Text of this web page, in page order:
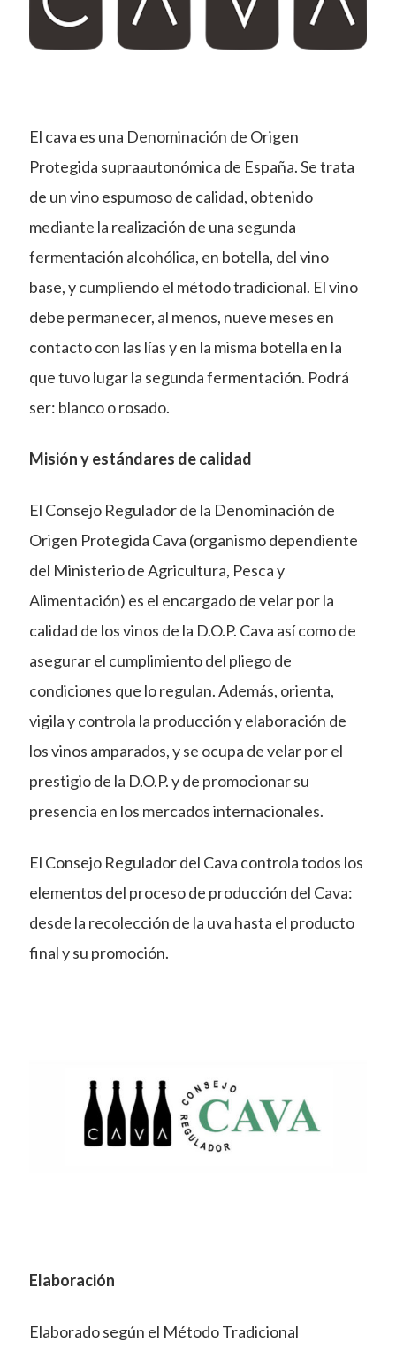
El cava es una Denominación de Origen
Protegida supraautonómica de España.​ Se trata
de un vino espumoso de calidad, obtenido
mediante la realización de una segunda
fermentación alcohólica, en botella, del vino
base, y cumpliendo el método tradicional. El vino
debe permanecer, al menos, nueve meses en
contacto con las lías y en la misma botella en la
que tuvo lugar la segunda fermentación. Podrá
ser: blanco o rosado.
Misión y estándares de calidad
El Consejo Regulador de la Denominación de
Origen Protegida Cava (organismo dependiente
del Ministerio de Agricultura, Pesca y
Alimentación) es el encargado de velar por la
calidad de los vinos de la D.O.P. Cava así como de
asegurar el cumplimiento del pliego de
condiciones que lo regulan. Además, orienta,
vigila y controla la producción y elaboración de
los vinos amparados, y se ocupa de velar por el
prestigio de la D.O.P. y de promocionar su
presencia en los mercados internacionales.
El Consejo Regulador del Cava controla todos los
elementos del proceso de producción del Cava:
desde la recolección de la uva hasta el producto
final y su promoción.
Elaboración
Elaborado según el Método Tradicional